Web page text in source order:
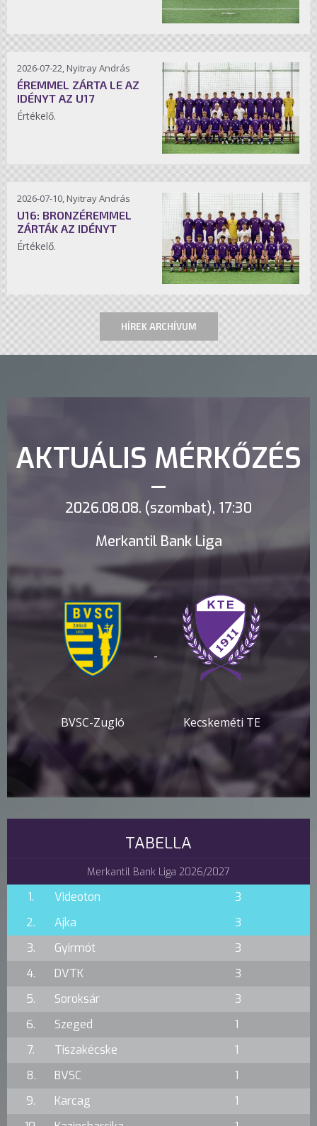
2026-07-22, Nyitray András
ÉREMMEL ZÁRTA LE AZ
IDÉNYT AZ U17
Értékelő.
2026-07-10, Nyitray András
U16: BRONZÉREMMEL
ZÁRTÁK AZ IDÉNYT
Értékelő.
HÍREK ARCHÍVUM
AKTUÁLIS MÉRKŐZÉS
2026.08.08. (szombat), 17:30
Merkantil Bank Liga
BVSC-Zugló
-
Kecskeméti TE
TABELLA
Merkantil Bank Liga 2026/2027
1. Videoton
3
2.
Ajka
3
3.
Gyirmót
3
4.
DVTK
3
5.
Soroksár
3
6.
Szeged
1
7.
Tiszakécske
1
8.
BVSC
1
9.
Karcag
1